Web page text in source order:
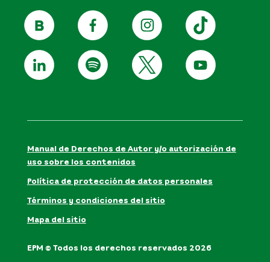
Manual de Derechos de Autor y/o autorización de
uso sobre los contenidos
Política de protección de datos personales
Términos y condiciones del sitio
Mapa del sitio
EPM © Todos los derechos reservados 2026